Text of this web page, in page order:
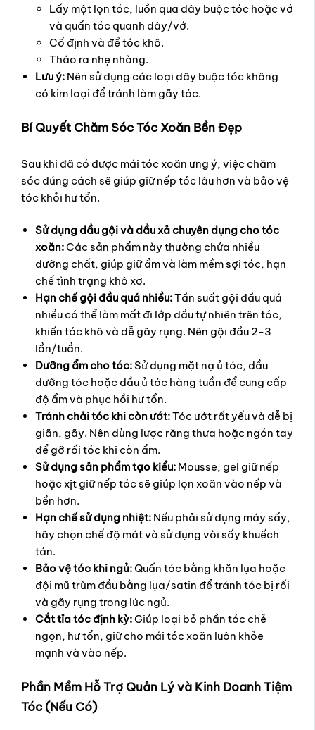
Lấy một lọn tóc, luồn qua dây buộc tóc hoặc vớ
và quấn tóc quanh dây/vớ.
Cố định và để tóc khô.
Tháo ra nhẹ nhàng.
Lưu ý: Nên sử dụng các loại dây buộc tóc không
có kim loại để tránh làm gãy tóc.
Bí Quyết Chăm Sóc Tóc Xoăn Bền Đẹp
Sau khi đã có được mái tóc xoăn ưng ý, việc chăm
sóc đúng cách sẽ giúp giữ nếp tóc lâu hơn và bảo vệ
tóc khỏi hư tổn.
Sử dụng dầu gội và dầu xả chuyên dụng cho tóc
xoăn:Các sản phẩm này thường chứa nhiều
dưỡng chất, giúp giữ ẩm và làm mềm sợi tóc, hạn
chế tình trạng khô xơ.
Hạn chế gội đầu quá nhiều:Tần suất gội đầu quá
nhiều có thể làm mất đi lớp dầu tự nhiên trên tóc,
khiến tóc khô và dễ gãy rụng. Nên gội đầu 2-3
lần/tuần.
Dưỡng ẩm cho tóc: Sử dụng mặt nạ ủ tóc, dầu
dưỡng tóc hoặc dầu ủ tóc hàng tuần để cung cấp
độ ẩm và phục hồi hư tổn.
Tránh chải tóc khi còn ướt:Tóc ướt rất yếu và dễ bị
giãn, gãy. Nên dùng lược răng thưa hoặc ngón tay
để gỡ rối tóc khi còn ẩm.
Sử dụng sản phẩm tạo kiểu: Mousse, gel giữ nếp
hoặc xịt giữ nếp tóc sẽ giúp lọn xoăn vào nếp và
bền hơn.
Hạn chế sử dụng nhiệt: Nếu phải sử dụng máy sấy,
hãy chọn chế độ mát và sử dụng vòi sấy khuếch
tán.
Bảo vệ tóc khi ngủ:Quấn tóc bằng khăn lụa hoặc
đội mũ trùm đầu bằng lụa/satin để tránh tóc bị rối
và gãy rụng trong lúc ngủ.
Cắt tỉa tóc định kỳ:Giúp loại bỏ phần tóc chẻ
ngọn, hư tổn, giữ cho mái tóc xoăn luôn khỏe
mạnh và vào nếp.
Phần Mềm Hỗ Trợ Quản Lý và Kinh Doanh Tiệm
Tóc (Nếu Có)